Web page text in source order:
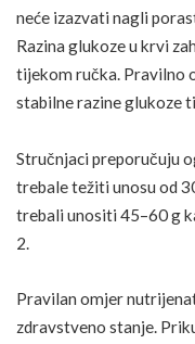
neće izazvati nagli
Razina glukoze u krvi
tijekom ručka. Pravilno
stabilne razine glukoze
Stručnjaci preporučuju
trebale težiti unosu od
trebali unositi 45–60 g
2.
Pravilan omjer
zdravstveno stanje.